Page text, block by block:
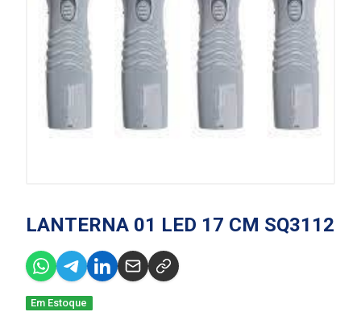
LANTERNA 01 LED 17 CM SQ3112
Em Estoque